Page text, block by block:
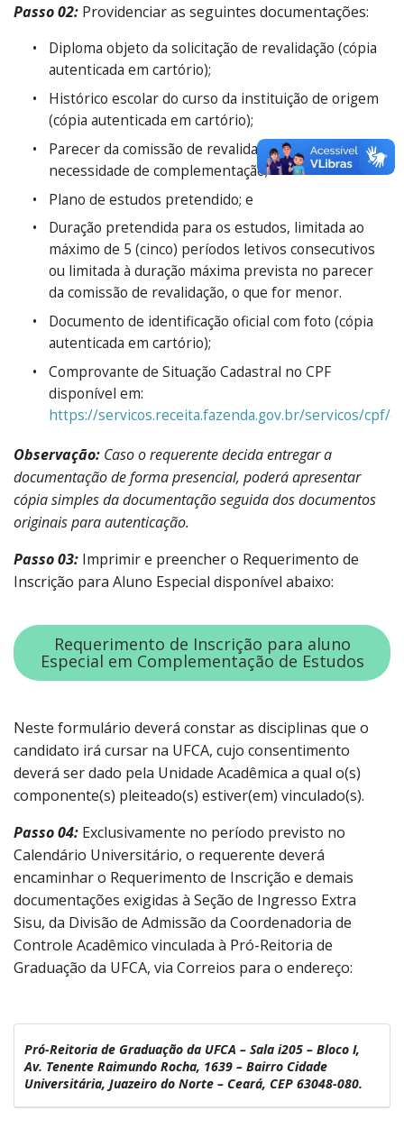
Passo 02: Providenciar as seguintes documentações:
Diploma objeto da solicitação de revalidação (cópia
autenticada em cartório);
Histórico escolar do curso da instituição de origem
(cópia autenticada em cartório);
Parecer da comissão de revalidação, indicando a
necessidade de complementação;
Plano de estudos pretendido; e
Duração pretendida para os estudos, limitada ao
máximo de 5 (cinco) períodos letivos consecutivos
ou limitada à duração máxima prevista no parecer
da comissão de revalidação, o que for menor.
Documento de identificação oficial com foto (cópia
autenticada em cartório);
Comprovante de Situação Cadastral no CPF
disponível em:
https://servicos.receita.fazenda.gov.br/servicos/cpf/
Observação: Caso o requerente decida entregar a
documentação de forma presencial, poderá apresentar
cópia simples da documentação seguida dos documentos
originais para autenticação.
Passo 03: Imprimir e preencher o Requerimento de
Inscrição para Aluno Especial disponível abaixo:
Requerimento de Inscrição para aluno
Especial em Complementação de Estudos
Neste formulário deverá constar as disciplinas que o
candidato irá cursar na UFCA, cujo consentimento
deverá ser dado pela Unidade Acadêmica a qual o(s)
componente(s) pleiteado(s) estiver(em) vinculado(s).
Passo 04: Exclusivamente no período previsto no
Calendário Universitário, o requerente deverá
encaminhar o Requerimento de Inscrição e demais
documentações exigidas à Seção de Ingresso Extra
Sisu, da Divisão de Admissão da Coordenadoria de
Controle Acadêmico vinculada à Pró-Reitoria de
Graduação da UFCA, via Correios para o endereço:
Pró-Reitoria de Graduação da UFCA – Sala i205 – Bloco I,
Av. Tenente Raimundo Rocha, 1639 – Bairro Cidade
Universitária, Juazeiro do Norte – Ceará, CEP 63048-080.